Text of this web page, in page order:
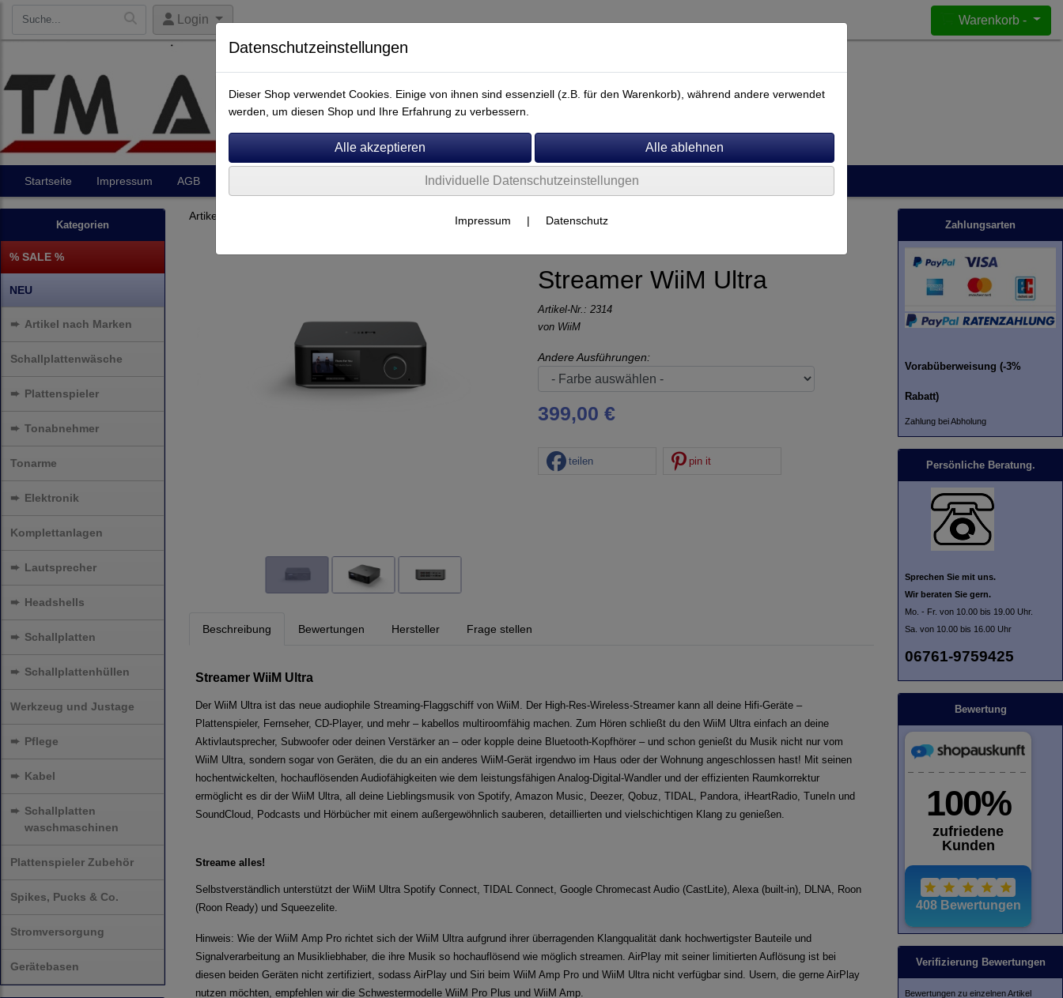
Login Warenkorb -
Startseite Impressum AGB
Kategorien
% SALE %
NEU
➨ Artikel nach Marken
Schallplattenwäsche
➨ Plattenspieler
➨ Tonabnehmer
Tonarme
➨ Elektronik
Komplettanlagen
➨ Lautsprecher
➨ Headshells
➨ Schallplatten
➨ Schallplattenhüllen
Werkzeug und Justage
➨ Pflege
➨ Kabel
➨ Schallplatten
waschmaschinen
Plattenspieler Zubehör
Spikes, Pucks & Co.
Stromversorgung
Gerätebasen
Artikel nach Marken
Streamer WiiM Ultra
Artikel-Nr.: 2314
von WiiM
Andere Ausführungen:
399,00 €
teilen pin it
Beschreibung Bewertungen Hersteller Frage stellen
Streamer WiiM Ultra
Der WiiM Ultra ist das neue audiophile Streaming-Flaggschiff von WiiM. Der High-Res-Wireless-Streamer kann all deine Hifi-Geräte –
Plattenspieler, Fernseher, CD-Player, und mehr – kabellos multiroomfähig machen. Zum Hören schließt du den WiiM Ultra einfach an deine
Aktivlautsprecher, Subwoofer oder deinen Verstärker an – oder kopple deine Bluetooth-Kopfhörer – und schon genießt du Musik nicht nur vom
WiiM Ultra, sondern sogar von Geräten, die du an ein anderes WiiM-Gerät irgendwo im Haus oder der Wohnung angeschlossen hast! Mit seinen
hochentwickelten, hochauflösenden Audiofähigkeiten wie dem leistungsfähigen Analog-Digital-Wandler und der effizienten Raumkorrektur
ermöglicht es dir der WiiM Ultra, all deine Lieblingsmusik von Spotify, Amazon Music, Deezer, Qobuz, TIDAL, Pandora, iHeartRadio, TuneIn und
SoundCloud, Podcasts und Hörbücher mit einem außergewöhnlich sauberen, detaillierten und vielschichtigen Klang zu genießen.
Streame alles!
Selbstverständlich unterstützt der WiiM Ultra Spotify Connect, TIDAL Connect, Google Chromecast Audio (CastLite), Alexa (built-in), DLNA, Roon
(Roon Ready) und Squeezelite.
Hinweis: Wie der WiiM Amp Pro richtet sich der WiiM Ultra aufgrund ihrer überragenden Klangqualität dank hochwertigster Bauteile und
Signalverarbeitung an Musikliebhaber, die ihre Musik so hochauflösend wie möglich streamen. AirPlay mit seiner limitierten Auflösung ist bei
diesen beiden Geräten nicht zertifiziert, sodass AirPlay und Siri beim WiiM Amp Pro und WiiM Ultra nicht verfügbar sind. Usern, die gerne AirPlay
nutzen möchten, empfehlen wir die Schwestermodelle WiiM Pro Plus und WiiM Amp.
Zahlungsarten
Vorabüberweisung (-3%
Rabatt)
Zahlung bei Abholung
Persönliche Beratung.
Sprechen Sie mit uns.
Wir beraten Sie gern.
Mo. - Fr. von 10.00 bis 19.00 Uhr.
Sa. von 10.00 bis 16.00 Uhr
06761-9759425
Bewertung
Verifizierung Bewertungen
Bewertungen zu einzelnen Artikel
Datenschutzeinstellungen
Dieser Shop verwendet Cookies. Einige von ihnen sind essenziell (z.B. für den Warenkorb), während andere verwendet
werden, um diesen Shop und Ihre Erfahrung zu verbessern.
Individuelle Datenschutzeinstellungen
Impressum | Datenschutz